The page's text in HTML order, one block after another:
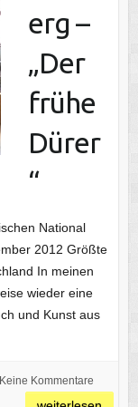
erg –
„Der
frühe
Dürer
“
National
2012 Größte
In meinen
wieder eine
und Kunst aus
Keine Kommentare